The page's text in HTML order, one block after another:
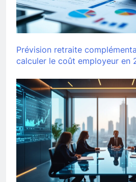
Prévision retraite
calculer le coût employeur en